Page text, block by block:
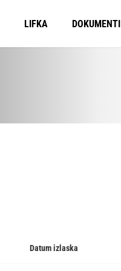
LIFKA DOKUMENTI
Datum izlaska